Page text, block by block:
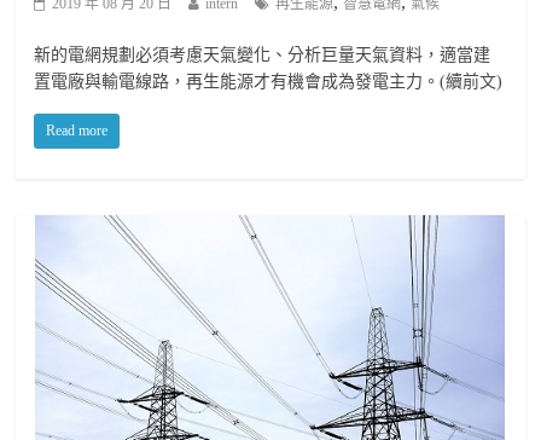
2019 年 08 月 20 日 intern 再生能源 智慧電網 氣候
新的電網規劃必須考慮天氣變化、分析巨量天氣資料，適當建
置電廠與輸電線路，再生能源才有機會成為發電主力。(續前文)
Read more